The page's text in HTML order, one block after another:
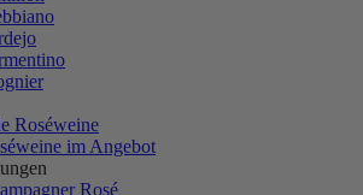
Roséweine
im Angebot
Rosé